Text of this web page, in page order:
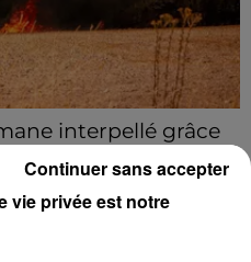
interpellé grâce
dizaine de feux de
été déclenchés dans le
Montoire et Lunay.
vie privée est notre
Continuer sans accepter